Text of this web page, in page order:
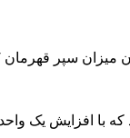
مانای قهرمان 17 واحد افزایش